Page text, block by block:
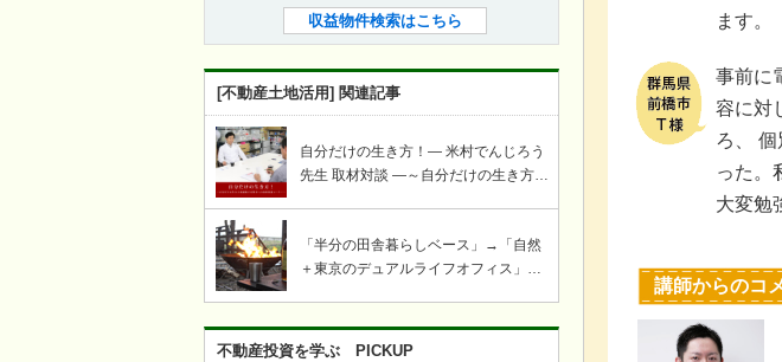
ます。
事前に
容に対
ろ、
った。
大変勉
講師からのコ
収益物件検索はこちら
[不動産土地活用] 関連記事
自分だけの生き方！― 米村でんじろう
先生 取材対談 ―～自分だけの生き方を
「半分の田舎暮らしベース」→「自然
＋東京のデュアルライフオフィス」
不動産投資を学ぶ PICKUP